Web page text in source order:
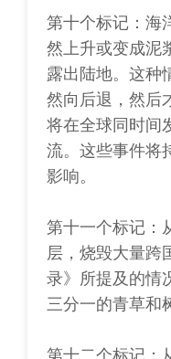
第十个标记：海
然上升或变成泥
露出陆地。这种
然向后退，然后
将在全球同时间
流。这些事件将
影响。
第十一个标记：
层，烧毁大量跨
录》所提及的情
三分一的青草和
第十二个标记：